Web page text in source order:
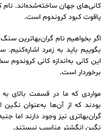
کانی‌های جهان ساخته‌شده‌اند.
یاقوت کبود کروندوم است.
اگر بخواهیم نام گران‌بهاترین
بگوییم باید به زمرد
این کانی به‌اندازه کانی
برخوردار است.
مواردی که ما در قسمت بالای
بودند که از آن‌ها به‌عنوان
گران‌بهاتری نیز وجود دارند اما
نگین انگشتر مناسب نیستند.